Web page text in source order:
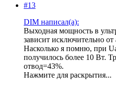
#13
DIM написал(а):
Выходная мощность в
зависит исключительно
Насколько я помню, при
получилось более 10 Вт.
отвод=43%.
Нажмите для раскрытия...